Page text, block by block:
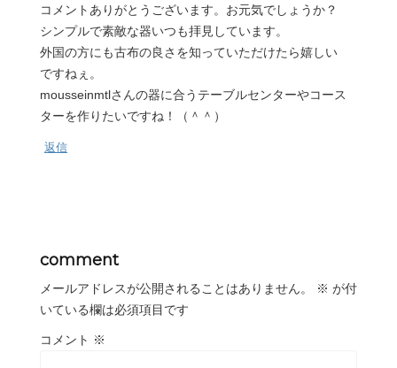
コメントありがとうございます。お元気でしょうか？
シンプルで素敵な器いつも拝見しています。
外国の方にも古布の良さを知っていただけたら嬉しい
ですねぇ。
mousseinmtlさんの器に合うテーブルセンターやコース
ターを作りたいですね！（＾＾）
返信
comment
メールアドレスが公開されることはありません。 ※ が付
いている欄は必須項目です
コメント ※